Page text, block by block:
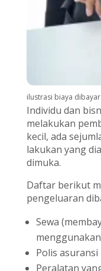
ilustrasi biaya
Individu dan
melakukan
kecil, ada
lakukan yang
dimuka.
Daftar berikut
pengeluaran
Sewa
Polis asuransi
Peralatan